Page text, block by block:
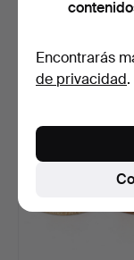
Encontrarás
de privacidad.